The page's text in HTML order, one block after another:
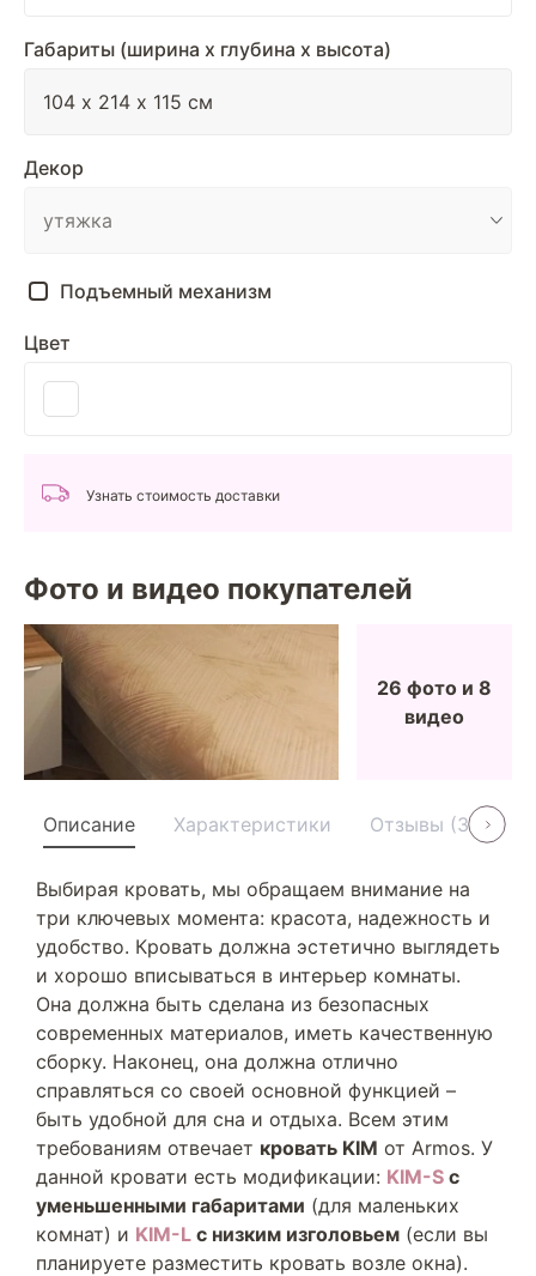
Габариты (ширина х глубина х высота)
Декор
Подъемный механизм
Цвет
Узнать стоимость доставки
Фото и видео покупателей
26 фото и 8
видео
Описание Характеристики Отзывы (38)
Выбирая кровать, мы обращаем внимание на
три ключевых момента: красота, надежность и
удобство. Кровать должна эстетично выглядеть
и хорошо вписываться в интерьер комнаты.
Она должна быть сделана из безопасных
современных материалов, иметь качественную
сборку. Наконец, она должна отлично
справляться со своей основной функцией –
быть удобной для сна и отдыха. Всем этим
требованиям отвечает кровать KIM от Armos. У
данной кровати есть модификации: KIM-S с
уменьшенными габаритами (для маленьких
комнат) и KIM-L с низким изголовьем (если вы
планируете разместить кровать возле окна).